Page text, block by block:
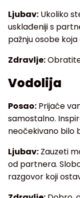
Ljubav: Ukoliko
usklađeniji s
pažnju osobe
Zdravlje:
Vodolija
Posao: Prijaće
samostalno.
neočekivano bilo
Ljubav: Zauzeti
od partnera.
razgovor koji